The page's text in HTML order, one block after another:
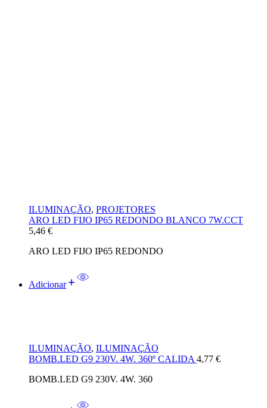
ILUMINAÇÃO, PROJETORES
ARO LED FIJO IP65 REDONDO BLANCO 7W.CCT
5,46 €
ARO LED FIJO IP65 REDONDO
Adicionar
ILUMINAÇÃO, ILUMINAÇÃO
BOMB.LED G9 230V. 4W. 360º CALIDA 4,77 €
BOMB.LED G9 230V. 4W. 360